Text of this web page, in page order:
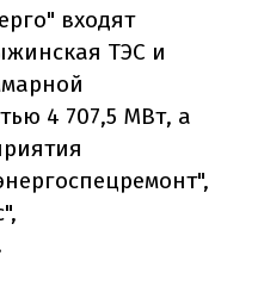
входят
ТЭС и
4 707,5 МВт, а